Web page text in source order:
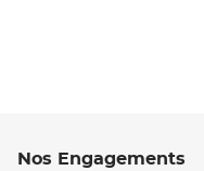
Nos Engagements